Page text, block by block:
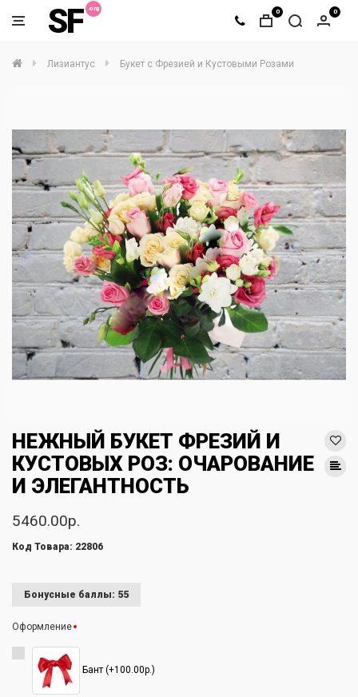
SF 0 0
Лизиантус Букет с Фрезией и Кустовыми Розами
НЕЖНЫЙ БУКЕТ ФРЕЗИЙ И
КУСТОВЫХ РОЗ: ОЧАРОВАНИЕ
И ЭЛЕГАНТНОСТЬ
5460.00р.
Код Товара: 22806
Бонусные баллы: 55
Оформление
Бант (+100.00р.)